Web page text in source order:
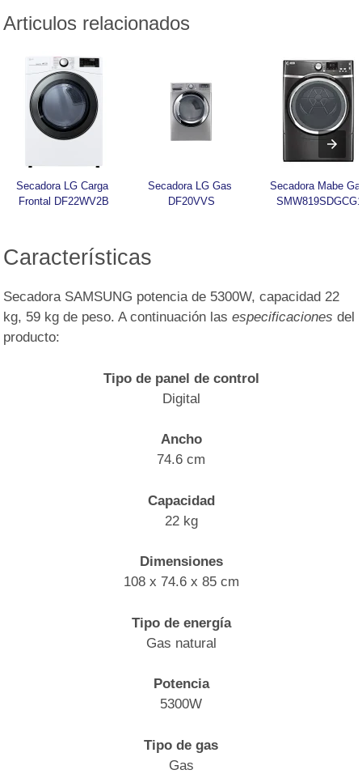
Articulos relacionados
Secadora LG Carga
Frontal DF22WV2B
Secadora LG Gas
DF20VVS
Secadora Mabe
SMW819SDGCG1
Características
Secadora SAMSUNG potencia de 5300W, capacidad 22
kg, 59 kg de peso. A continuación lasespecificaciones del
producto:
Tipo de panel de control
Digital
Ancho
74.6 cm
Capacidad
22 kg
Dimensiones
108 x 74.6 x 85 cm
Tipo de energía
Gas natural
Potencia
5300W
Tipo de gas
Gas